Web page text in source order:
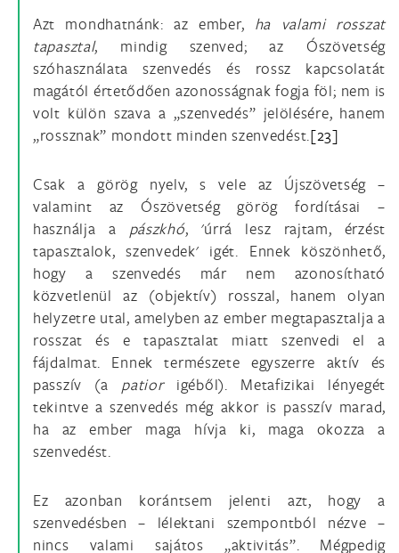
Azt mondhatnánk: az ember, ha valami rosszat
tapasztal, mindig szenved; az Ószövetség
szóhasználata szenvedés és rossz kapcsolatát
magától értetődően azonosságnak fogja föl; nem is
volt külön szava a „szenvedés” jelölésére, hanem
„rossznak” mondott minden szenvedést.[23]
Csak a görög nyelv, s vele az Újszövetség –
valamint az Ószövetség görög fordításai –
használja a pászkhó, 'úrrá lesz rajtam, érzést
tapasztalok, szenvedek' igét. Ennek köszönhető,
hogy a szenvedés már nem azonosítható
közvetlenül az (objektív) rosszal, hanem olyan
helyzetre utal, amelyben az ember megtapasztalja a
rosszat és e tapasztalat miatt szenvedi el a
fájdalmat. Ennek természete egyszerre aktív és
passzív (a patiorigéből). Metafizikai lényegét
tekintve a szenvedés még akkor is passzív marad,
ha az ember maga hívja ki, maga okozza a
szenvedést.
Ez azonban korántsem jelenti azt, hogy a
szenvedésben – lélektani szempontból nézve –
nincs valami sajátos „aktivitás”. Mégpedig